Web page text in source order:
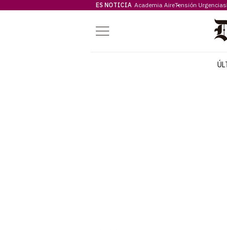
ES NOTICIA Academia AireTensión Urgencias
Menú